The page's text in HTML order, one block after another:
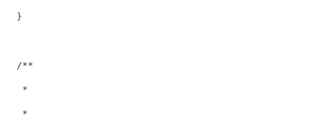
  }
  /**
   *
   *